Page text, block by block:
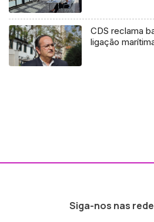
CDS reclama
ligação
Siga-nos nas